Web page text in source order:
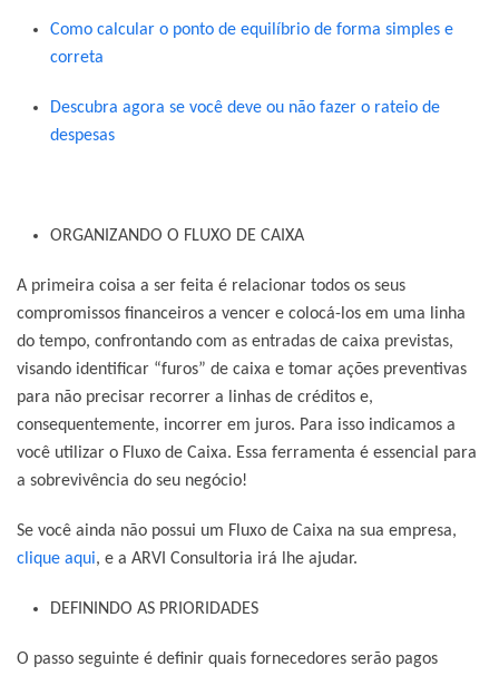
Como calcular o ponto de equilíbrio de forma simples e
correta
Descubra agora se você deve ou não fazer o rateio de
despesas
ORGANIZANDO O FLUXO DE CAIXA
A primeira coisa a ser feita é relacionar todos os seus
compromissos financeiros a vencer e colocá-los em uma linha
do tempo, confrontando com as entradas de caixa previstas,
visando identificar “furos” de caixa e tomar ações preventivas
para não precisar recorrer a linhas de créditos e,
consequentemente, incorrer em juros. Para isso indicamos a
você utilizar o Fluxo de Caixa. Essa ferramenta é essencial para
a sobrevivência do seu negócio!
Se você ainda não possui um Fluxo de Caixa na sua empresa,
clique aqui, e a ARVI Consultoria irá lhe ajudar.
DEFININDO AS PRIORIDADES
O passo seguinte é definir quais fornecedores serão pagos